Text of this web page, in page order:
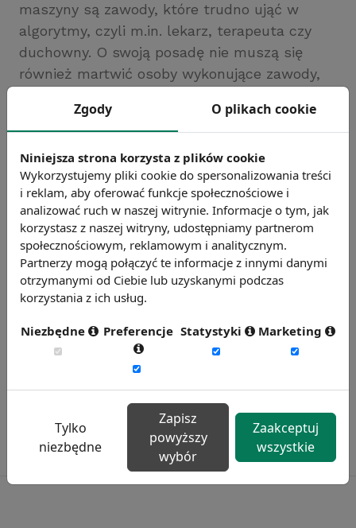
maszyny są zawody, które trudno ująć w
algorytmy, czyli m.in. lekarz, terapeuta czy
duchowny. O swoją posadę nie muszą się
również martwić osoby wykonujące zawody,
kreatywności i umiejętności tworzenia nowych
idei oraz wchodzenia w relacje z innymi
ludźmi.
Źródło: http://forsal.pl/
Chcesz wiedzieć więcej?
Zobacz więcej wiadomości
Zgody O plikach cookie
Niniejsza strona korzysta z plików cookie
Wykorzystujemy pliki cookie do spersonalizowania treści
i reklam, aby oferować funkcje społecznościowe i
analizować ruch w naszej witrynie. Informacje o tym, jak
korzystasz z naszej witryny, udostępniamy partnerom
społecznościowym, reklamowym i analitycznym.
Partnerzy mogą połączyć te informacje z innymi danymi
otrzymanymi od Ciebie lub uzyskanymi podczas
korzystania z ich usług.
Niezbędne Preferencje Statystyki Marketing
Tylko
niezbędne
Zapisz
powyższy
wybór
Zaakceptuj
wszystkie